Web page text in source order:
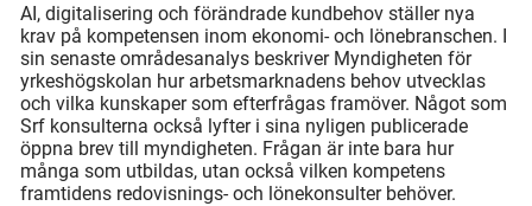
AI, digitalisering och förändrade kundbehov ställer nya
krav på kompetensen inom ekonomi- och lönebranschen. I
sin senaste områdesanalys beskriver Myndigheten för
yrkeshögskolan hur arbetsmarknadens behov utvecklas
och vilka kunskaper som efterfrågas framöver. Något som
Srf konsulterna också lyfter i sina nyligen publicerade
öppna brev till myndigheten. Frågan är inte bara hur
många som utbildas, utan också vilken kompetens
framtidens redovisnings- och lönekonsulter behöver.